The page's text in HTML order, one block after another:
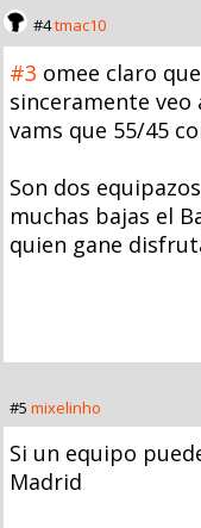
#4tmac10
#3 omee claro
sinceramente
vams que 55/45
Son dos
muchas bajas el
quien gane
#5 mixelinho
Si un equipo
Madrid